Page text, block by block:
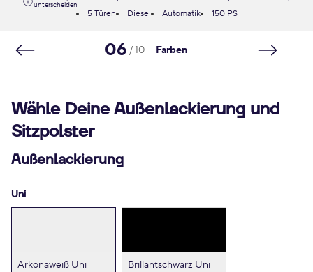
unterscheiden
5 Türen Diesel Automatik 150 PS
06 / 10 Farben
Wähle Deine Außenlackierung und
Sitzpolster
Außenlackierung
Uni
Arkonaweiß Uni Brillantschwarz Uni